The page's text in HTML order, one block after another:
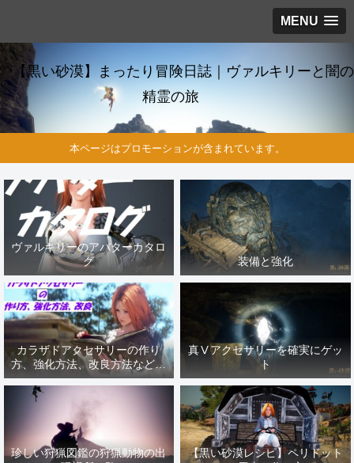
MENU
【黒い砂漠】まったり冒険日誌｜ヴァルキリーと闇の
精霊の旅
本ページはプロモーションが含まれています。
ヴァルキリーのアバターカタロ
グ
装備と強化
カラザドアクセサリーの作り
方、強化方法、改良方法などま
とめ【黒い砂漠冒険日誌１４１
真Ⅴアクセサリーを確実にゲッ
ト
珍しい狩猟図鑑の狩猟動物の出
【黒い砂漠レシピ】ペリドット